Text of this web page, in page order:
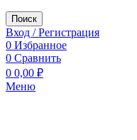
Поиск
Вход / Регистрация
0 Избранное
0 Сравнить
0 0,00 ₽
Меню